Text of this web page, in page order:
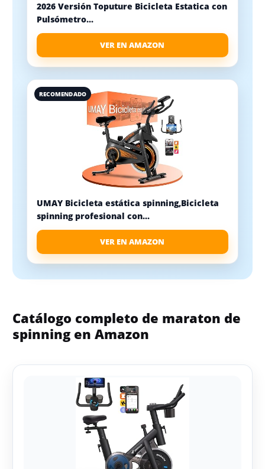
2026 Versión Toputure Bicicleta Estatica con
Pulsómetro...
VER EN AMAZON
RECOMENDADO
UMAY Bicicleta estática spinning,Bicicleta
spinning profesional con...
VER EN AMAZON
Catálogo completo de maraton de
spinning en Amazon